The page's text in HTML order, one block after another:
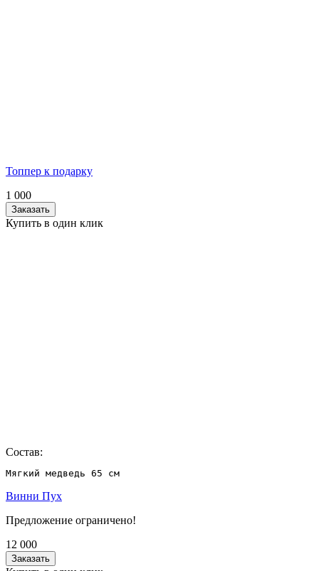
Топпер к подарку
1 000
Заказать
Купить в один клик
Состав:
Мягкий медведь 65 см
Винни Пух
Предложение ограничено!
12 000
Заказать